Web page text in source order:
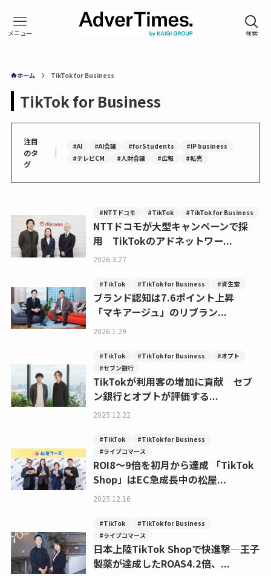
ホーム TikTok for Business
TikTok for Business
注目
のタ
グ
｜ #AI #AI会議 #forStudents
#IP business
#テレビCM
#人財会議 #広報 #転売
#NTTドコモ #TikTok #TikTok for Business
NTTドコモが大型キャンペーンで採
用 TikTokのアドネットワー...
2026.3.27
#TikTok #TikTok for Business #資生堂
ブランド認知は7.6ポイント上昇
「マキアージュ」のリブラン...
2026.1.29
#TikTok #TikTok for Business
#オプト
#セブン銀行
TikTokが利用客の増加に貢献 セブ
ン銀行とオプトが評価する...
2025.12.22
#TikTok
#TikTok for Business
#ライブコマース
ROI8〜9倍を初月から達成 「TikTok
Shop」はEC急成長中の松屋...
2025.12.16
#TikTok
#TikTok for Business
#ライブコマース
日本上陸TikTok Shopで快進撃―王子
製薬が達成したROAS4.2倍、...